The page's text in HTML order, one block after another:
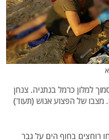
בגובה 30 מטר בסמוך למלון כרמל בנתניה. צנחן
מצבו של הפצוע אנוש (תעוד)
רוחצים בחוף הים על גבר